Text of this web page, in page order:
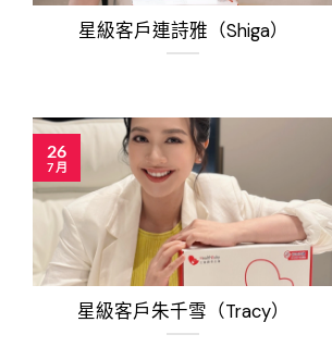
星級客戶連詩雅（Shiga）
星級客戶朱千雪（Tracy）
26
7 月